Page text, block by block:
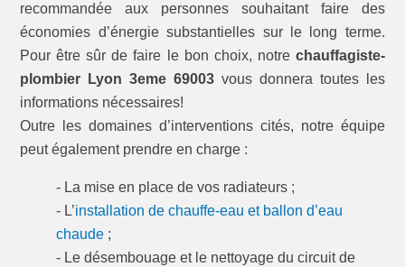
recommandée aux personnes souhaitant faire des
économies d’énergie substantielles sur le long terme.
Pour être sûr de faire le bon choix, notre chauffagiste-
plombier Lyon 3eme 69003 vous donnera toutes les
informations nécessaires!
Outre les domaines d’interventions cités, notre équipe
peut également prendre en charge :
- La mise en place de vos radiateurs ;
- L’installation de chauffe-eau et ballon d’eau
chaude ;
- Le désembouage et le nettoyage du circuit de